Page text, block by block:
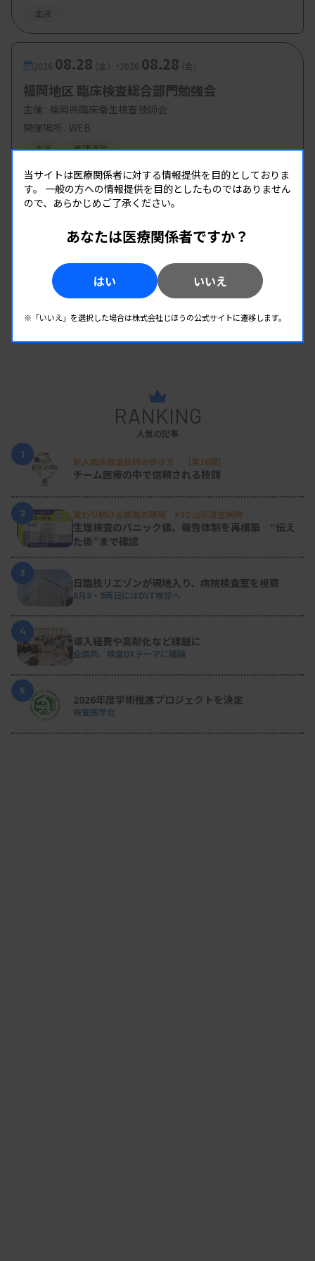
血液
2026. 08.28（金） -2026. 08.28（金）
福岡地区 臨床検査総合部門勉強会
主催 : 福岡県臨床衛生検査技師会
開催場所 : WEB
血液 管理運営
RANKING
人気の記事
1
新人臨床検査技師の歩き方 ［第16回］
チーム医療の中で信頼される技師
2 変わり続ける検査の現場 #32 山形済生病院
生理検査のパニック値、報告体制を再構築 “伝え
た後”まで確認
3
日臨技リエゾンが現地入り、病院検査室を視察
8月8・9両日にはDVT検診へ
4
導入経費や高齢化など課題に
全医共、検査DXテーマに議論
5
2026年度学術推進プロジェクトを決定
検査医学会
当サイトは医療関係者に対する情報提供を目的としておりま
す。 一般の方への情報提供を目的としたものではありません
ので、あらかじめご了承ください。
あなたは医療関係者ですか？
はい いいえ
※「いいえ」を選択した場合は株式会社じほうの公式サイトに遷移します。